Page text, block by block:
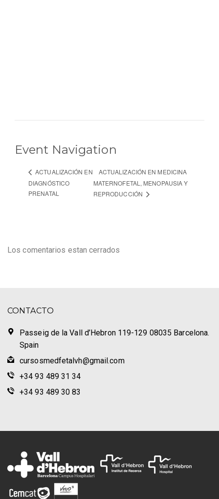
Event Navigation
ACTUALIZACIÓN EN
DIAGNÓSTICO
PRENATAL
ACTUALIZACIÓN EN MEDICINA
MATERNOFETAL, MENOPAUSIA Y
REPRODUCCIÓN
Los comentarios estan cerrados
CONTACTO
Passeig de la Vall d’Hebron 119-129 08035 Barcelona.
Spain
cursosmedfetalvh@gmail.com
+34 93 489 31 34
+34 93 489 30 83